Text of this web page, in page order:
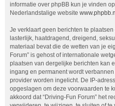
informatie over phpBB kun je vinden op
Nederlandstalige website www.phpbb.nl
Je verklaart geen berichten te
lasterlijk, haatdragend, dreigend,
materiaal bevat die de wetten van je
Forum” is gehost of internationale
plaatsen van dergelijke berichten kan
ingang en permanent wordt
provider worden ingelicht. De IP-
opgeslagen om deze voorwaarden te
akkoord dat “Driving-Fun Forum” het